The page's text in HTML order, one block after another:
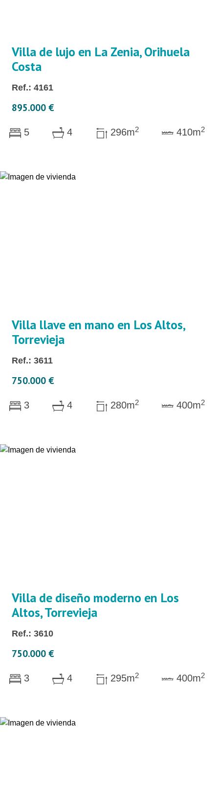
Villa de lujo en La Zenia, Orihuela
Costa
Ref.: 4161
895.000 €
5 4 296m2 410m2
Villa llave en mano en Los Altos,
Torrevieja
Ref.: 3611
750.000 €
3 4 280m2 400m2
Villa de diseño moderno en Los
Altos, Torrevieja
Ref.: 3610
750.000 €
3 4 295m2 400m2